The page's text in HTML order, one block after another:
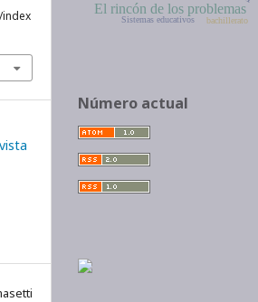
El rincón de los problemas
Sistemas educativos bachillerato
Número actual